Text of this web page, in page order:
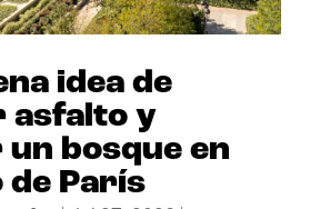
idea de
asfalto y
bosque en
de París